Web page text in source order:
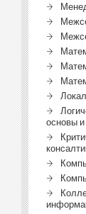
основы